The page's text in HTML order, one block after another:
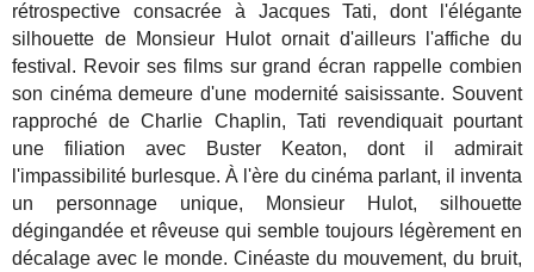
rétrospective consacrée à Jacques Tati, dont l'élégante
silhouette de Monsieur Hulot ornait d'ailleurs l'affiche du
festival. Revoir ses films sur grand écran rappelle combien
son cinéma demeure d'une modernité saisissante. Souvent
rapproché de Charlie Chaplin, Tati revendiquait pourtant
une filiation avec Buster Keaton, dont il admirait
l'impassibilité burlesque. À l'ère du cinéma parlant, il inventa
un personnage unique, Monsieur Hulot, silhouette
dégingandée et rêveuse qui semble toujours légèrement en
décalage avec le monde. Cinéaste du mouvement, du bruit,